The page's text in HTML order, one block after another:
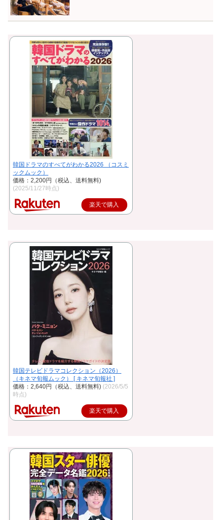
韓国ドラマのすべてがわかる2026 （コスミ
ックムック）
価格：2,200円（税込、送料無料)
(2025/11/27時点)
楽天で購入
韓国テレビドラマコレクション（2026）
（キネマ旬報ムック） [ キネマ旬報社 ]
価格：2,640円（税込、送料無料) (2026/5/5
時点)
楽天で購入